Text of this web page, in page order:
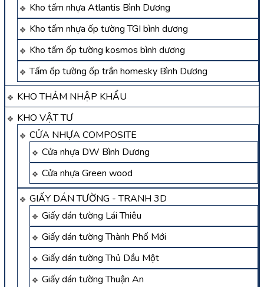
Kho tấm nhựa Atlantis Bình Dương
Kho tấm nhựa ốp tường TGI bình dương
Kho tấm ốp tường kosmos bình dương
Tấm ốp tường ốp trần homesky Bình Dương
KHO THẢM NHẬP KHẨU
KHO VẬT TƯ
CỬA NHỰA COMPOSITE
Cửa nhựa DW Bình Dương
Cửa nhựa Green wood
GIẤY DÁN TƯỜNG - TRANH 3D
Giấy dán tường Lái Thiêu
Giấy dán tường Thành Phố Mới
Giấy dán tường Thủ Dầu Một
Giấy dán tường Thuận An